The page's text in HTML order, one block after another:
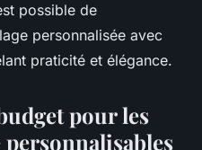
possible de
personnalisée avec
praticité et élégance.
pour les
personnalisables